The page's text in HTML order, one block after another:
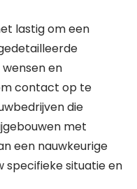
lastig om een
en
contact op te
die
met
een nauwkeurige
specifieke situatie en